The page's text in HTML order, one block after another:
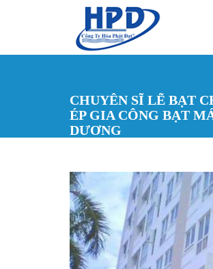
CHUYÊN SĨ LẼ BẠT
ÉP GIA CÔNG BẠT
DƯƠNG